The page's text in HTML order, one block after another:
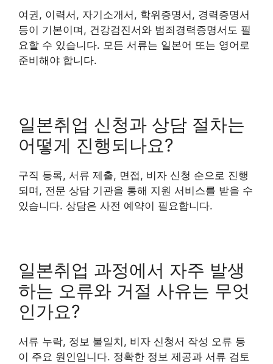
여권, 이력서, 자기소개서, 학위증명서, 경력증명서
등이 기본이며, 건강검진서와 범죄경력증명서도 필
요할 수 있습니다. 모든 서류는 일본어 또는 영어로
준비해야 합니다.
일본취업 신청과 상담 절차는
어떻게 진행되나요?
구직 등록, 서류 제출, 면접, 비자 신청 순으로 진행
되며, 전문 상담 기관을 통해 지원 서비스를 받을 수
있습니다. 상담은 사전 예약이 필요합니다.
일본취업 과정에서 자주 발생
하는 오류와 거절 사유는 무엇
인가요?
서류 누락, 정보 불일치, 비자 신청서 작성 오류 등
이 주요 원인입니다. 정확한 정보 제공과 서류 검토